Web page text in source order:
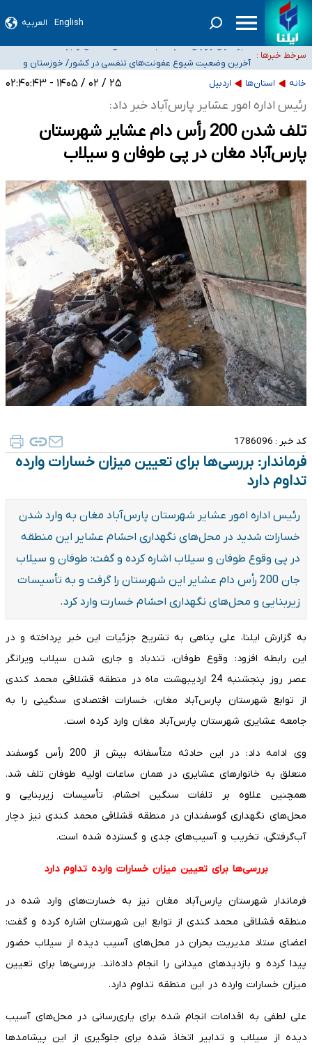
English العربیه
سرخط خبرها :
تعویق آزمون ورودی دکترای تخصصی فرماندهی صحنه عملیات و دکترای تخصصی
جغرافیای نظامی دافوس آجا
خبرنگاران راویان حقیقت با دغدغه نان، مسکن و بیمه
آخرین وضعیت شیوع عفونت‌های تنفسی در کشور/ خوزستان و
ثبت‌نام بخش عمده دانش‌آموزان مدارس ایرانی امارات در کشور/ درباره محصلان
باقی‌مانده در دبی متناسب با شرایط جدید تصمیم‌گیری می‌شود
خانه استان‌ها اردبیل ۲۵ / ۰۲ / ۱۴۰۵ - ۰۲:۴۰:۴۳
رئیس اداره امور عشایر پارس‌آباد خبر داد:
تلف شدن 200 رأس دام عشایر شهرستان
پارس‌آباد مغان در پی طوفان و سیلاب
کد خبر : 1786096
فرماندار: بررسی‌ها برای تعیین میزان خسارات وارده
تداوم دارد
رئیس اداره امور عشایر شهرستان پارس‌آباد مغان به وارد شدن
خسارات شدید در محل‌های نگهداری احشام عشایر این منطقه
در پی وقوع طوفان و سیلاب اشاره کرده و گفت: طوفان و سیلاب
جان 200 رأس دام عشایر این شهرستان را گرفت و به تأسیسات
زیربنایی و محل‌های نگهداری احشام خسارت وارد کرد.
به گزارش ایلنا، علی پناهی به تشریح جزئیات این خبر پرداخته و در
این رابطه افزود: وقوع طوفان، تندباد و جاری شدن سیلاب ویرانگر
عصر روز پنجشنبه 24 اردیبهشت ماه در منطقه قشلاقی محمد کندی
از توابع شهرستان پارس‌آباد مغان، خسارات اقتصادی سنگینی را به
جامعه عشایری شهرستان پارس‌آباد مغان وارد کرده است.
وی ادامه داد: در این حادثه متأسفانه بیش از 200 رأس گوسفند
متعلق به خانوارهای عشایری در همان ساعات اولیه طوفان تلف شد.
همچنین علاوه بر تلفات سنگین احشام، تأسیسات زیربنایی و
محل‌های نگهداری گوسفندان در منطقه قشلاقی محمد کندی نیز دچار
آب‌گرفتگی، تخریب و آسیب‌های جدی و گسترده شده است.
بررسی‌ها برای تعیین میزان خسارات وارده تداوم دارد
فرماندار شهرستان پارس‌آباد مغان نیز به خسارت‌های وارد شده در
منطقه قشلاقی محمد کندی از توابع این شهرستان اشاره کرده و گفت:
اعضای ستاد مدیریت بحران در محل‌های آسیب دیده از سیلاب حضور
پیدا کرده و بازدیدهای میدانی را انجام داده‌اند. بررسی‌ها برای تعیین
میزان خسارات وارده در این منطقه تداوم دارد.
علی لطفی به اقدامات انجام شده برای یاری‌رسانی در محل‌های آسیب
دیده از سیلاب و تدابیر اتخاذ شده برای جلوگیری از این پیشامدها